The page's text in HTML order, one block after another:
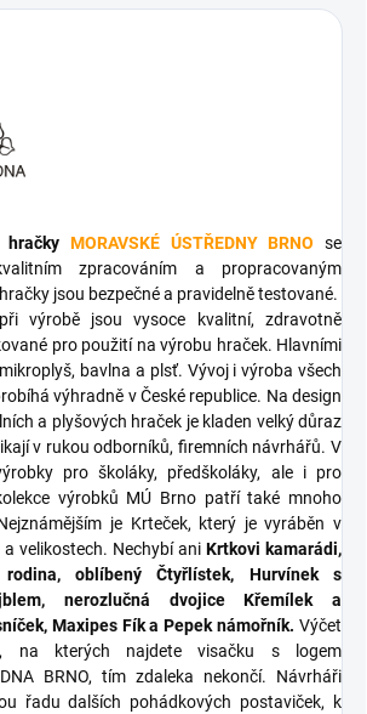
MORAVSKÉ ÚSTŘEDNY BRNO se
zpracováním a propracovaným
jsou bezpečné a pravidelně testované.
výrobě jsou vysoce kvalitní, zdravotně
pro použití na výrobu hraček. Hlavními
bavlna a plsť. Vývoj i výroba všech
výhradně v České republice. Na design
a plyšových hraček je kladen velký důraz
v rukou odborníků, firemních návrhářů. V
pro školáky, předškoláky, ale i pro
výrobků MÚ Brno patří také mnoho
je Krteček, který je vyráběn v
velikostech. Nechybí ani Krtkovi kamarádi,
rodina, oblíbený Čtyřlístek, Hurvínek s
nerozlučná dvojice Křemílek a
Maxipes Fík a Pepek námořník. Výčet
na kterých najdete visačku s logem
BRNO, tím zdaleka nekončí. Návrháři
řadu dalších pohádkových postaviček, k